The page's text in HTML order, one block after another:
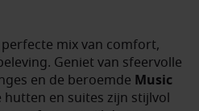
mix van comfort,
Geniet van sfeervolle
en de beroemde Music
hutten en suites zijn stijlvol